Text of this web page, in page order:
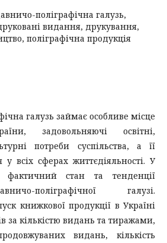
поліграфічна галузь,
видання, друкування,
поліграфічна продукція
галузь займає особливе місце
задовольняючі освітні,
потреби суспільства, а її
у всіх сферах життєдіяльності. У
фактичний стан та тенденції
поліграфічної галузі.
книжкової продукції в Україні
за кількістю видань та тиражами,
видань, кількість